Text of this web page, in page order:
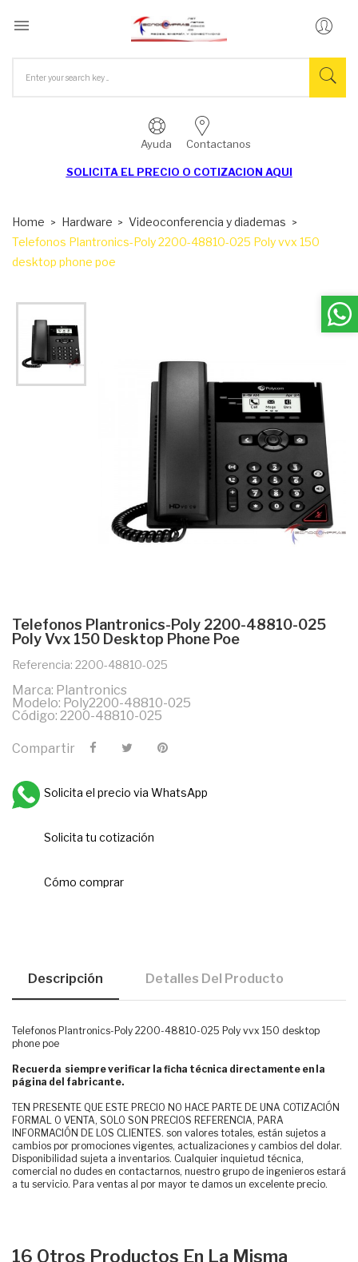

Ayuda Contactanos
SOLICITA EL PRECIO O COTIZACION AQUI
Home Hardware
Videoconferencia y diademas
Telefonos Plantronics-Poly 2200-48810-025 Poly vvx 150
desktop phone poe
Telefonos Plantronics-Poly 2200-48810-025
Poly Vvx 150 Desktop Phone Poe
Referencia: 2200-48810-025
Marca: Plantronics
Modelo: Poly2200-48810-025
Código: 2200-48810-025
Compartir
Solicita el precio via WhatsApp
Solicita tu cotización
Cómo comprar
Descripción Detalles Del Producto
Telefonos Plantronics-Poly 2200-48810-025 Poly vvx 150 desktop
phone poe
Recuerda siempre verificar la ficha técnica directamente en la
página del fabricante.
TEN PRESENTE QUE ESTE PRECIO NO HACE PARTE DE UNA COTIZACIÓN
FORMAL O VENTA, SOLO SON PRECIOS REFERENCIA, PARA
INFORMACIÓN DE LOS CLIENTES. son valores totales, están sujetos a
cambios por promociones vigentes, actualizaciones y cambios del dolar.
Disponibilidad sujeta a inventarios. Cualquier inquietud técnica,
comercial no dudes en contactarnos, nuestro grupo de ingenieros estará
a tu servicio. Para ventas al por mayor te damos un excelente precio.
16 Otros Productos En La Misma